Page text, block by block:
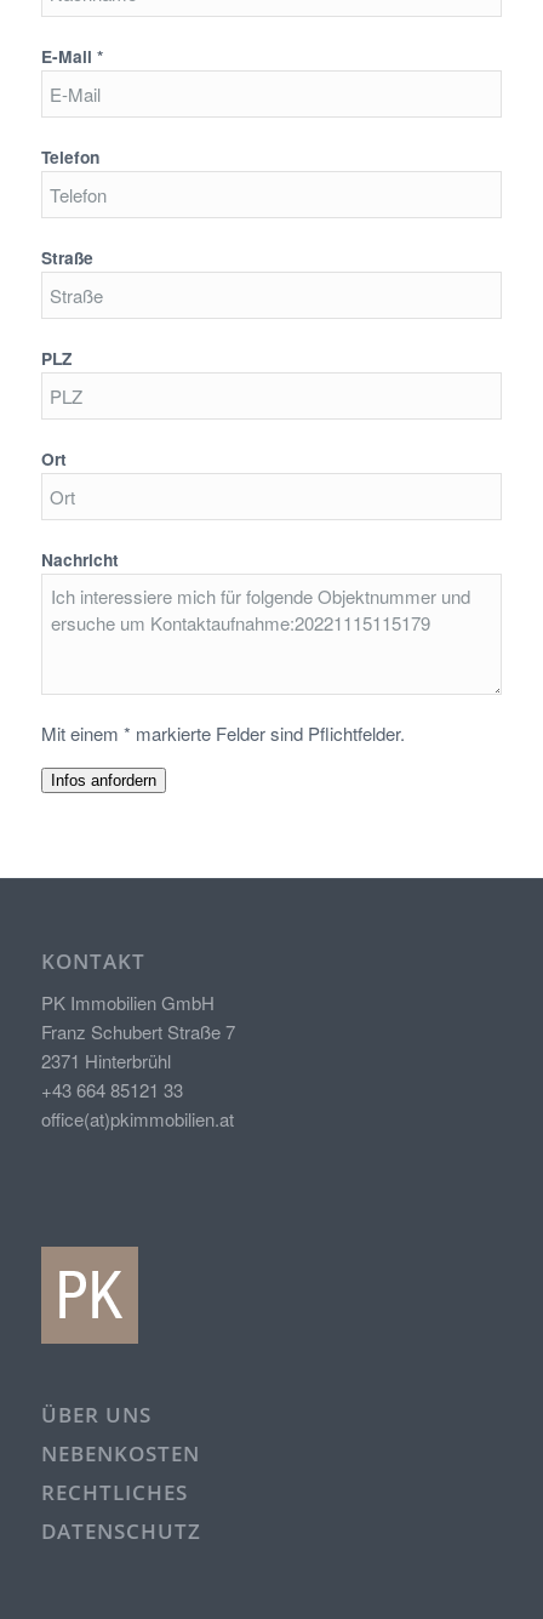
E-Mail *
Telefon
Straße
PLZ
Ort
Nachricht
Mit einem * markierte Felder sind Pflichtfelder.
Infos anfordern
KONTAKT
PK Immobilien GmbH
Franz Schubert Straße 7
2371 Hinterbrühl
+43 664 85121 33
office(at)pkimmobilien.at
ÜBER UNS
NEBENKOSTEN
RECHTLICHES
DATENSCHUTZ